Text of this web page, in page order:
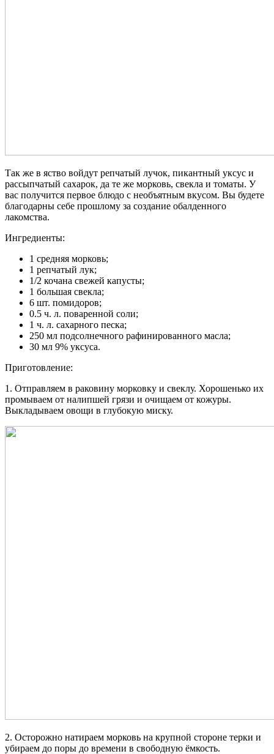
Так же в яство войдут репчатый лучок, пикантный уксус и
рассыпчатый сахарок, да те же морковь, свекла и томаты. У
вас получится первое блюдо с необъятным вкусом. Вы будете
благодарны себе прошлому за создание обалденного
лакомства.
Ингредиенты:
1 средняя морковь;
1 репчатый лук;
1/2 кочана свежей капусты;
1 большая свекла;
6 шт. помидоров;
0.5 ч. л. поваренной соли;
1 ч. л. сахарного песка;
250 мл подсолнечного рафинированного масла;
30 мл 9% уксуса.
Приготовление:
1. Отправляем в раковину морковку и свеклу. Хорошенько их
промываем от налипшей грязи и очищаем от кожуры.
Выкладываем овощи в глубокую миску.
2. Осторожно натираем морковь на крупной стороне терки и
убираем до поры до времени в свободную ёмкость.